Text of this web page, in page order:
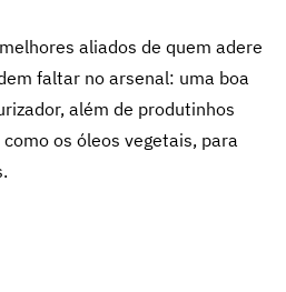
aliados de quem adere
faltar no arsenal: uma boa
além de produtinhos
os óleos vegetais, para